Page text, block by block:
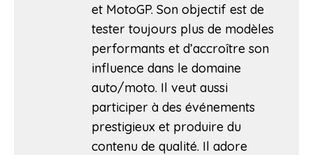
et MotoGP. Son objectif est de
tester toujours plus de modèles
performants et d’accroître son
influence dans le domaine
auto/moto. Il veut aussi
participer à des événements
prestigieux et produire du
contenu de qualité. Il adore